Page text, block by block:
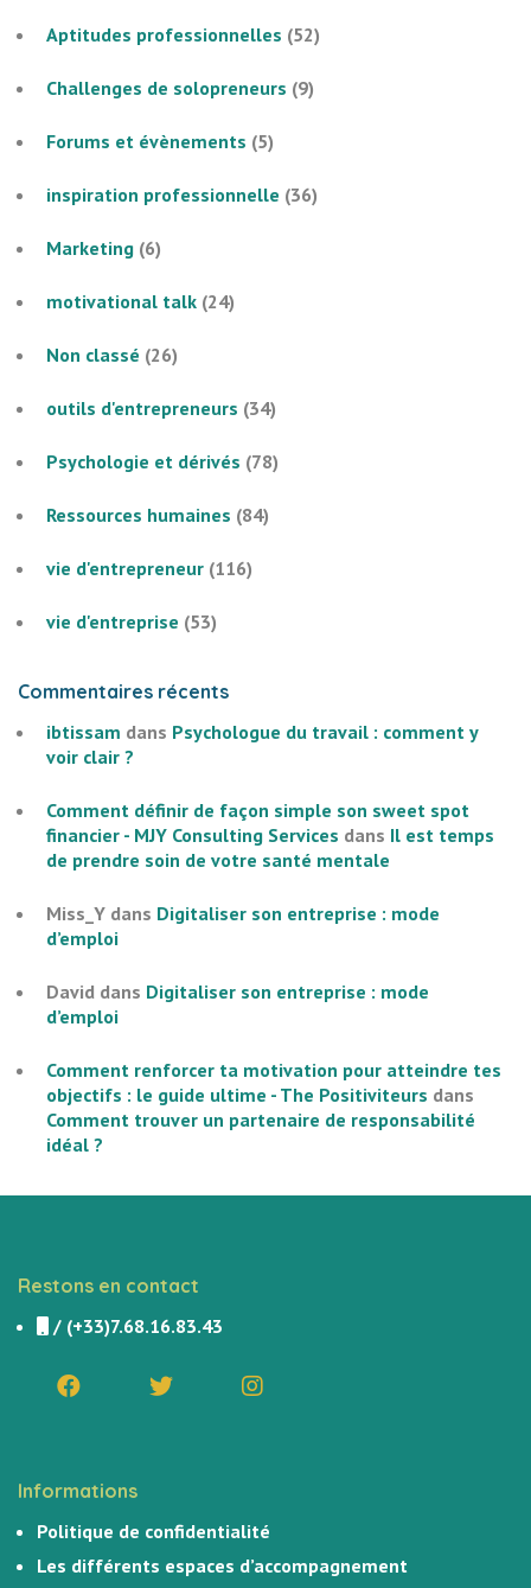
Aptitudes professionnelles (52)
Challenges de solopreneurs (9)
Forums et évènements (5)
inspiration professionnelle (36)
Marketing (6)
motivational talk (24)
Non classé (26)
outils d'entrepreneurs (34)
Psychologie et dérivés (78)
Ressources humaines (84)
vie d'entrepreneur (116)
vie d'entreprise (53)
Commentaires récents
ibtissam dans Psychologue du travail : comment y
voir clair ?
Comment définir de façon simple son sweet spot
financier - MJY Consulting Services dans Il est temps
de prendre soin de votre santé mentale
Miss_Y dans Digitaliser son entreprise : mode
d’emploi
David dans Digitaliser son entreprise : mode
d’emploi
Comment renforcer ta motivation pour atteindre tes
objectifs : le guide ultime - The Positiviteurs dans
Comment trouver un partenaire de responsabilité
idéal ?
Restons en contact
/ (+33)7.68.16.83.43
Informations
Politique de confidentialité
Les différents espaces d’accompagnement